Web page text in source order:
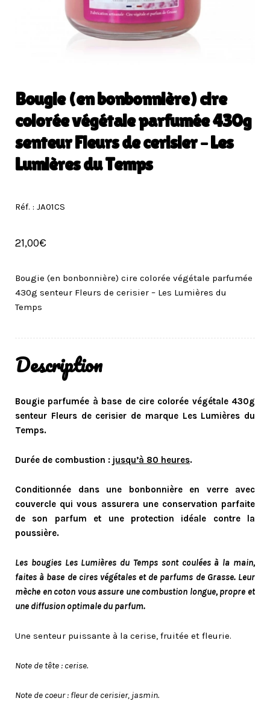
Bougie (en bonbonnière) cire
colorée végétale parfumée 430g
senteur Fleurs de cerisier – Les
Lumières du Temps
Réf. : JA01CS
21,00€
Bougie (en bonbonnière) cire colorée végétale parfumée
430g senteur Fleurs de cerisier – Les Lumières du
Temps
Description
Bougie parfumée à base de cire colorée végétale 430g
senteur Fleurs de cerisier de marque Les Lumières du
Temps.
Durée de combustion : jusqu’à 80 heures.
Conditionnée dans une bonbonnière en verre avec
couvercle qui vous assurera une conservation parfaite
de son parfum et une protection idéale contre la
poussière.
Les bougies Les Lumières du Temps sont coulées à la main,
faites à base de cires végétales et de parfums de Grasse. Leur
mèche en coton vous assure une combustion longue, propre et
une diffusion optimale du parfum.
Une senteur puissante à la cerise, fruitée et fleurie.
Note de tête : cerise.
Note de coeur : fleur de cerisier, jasmin.